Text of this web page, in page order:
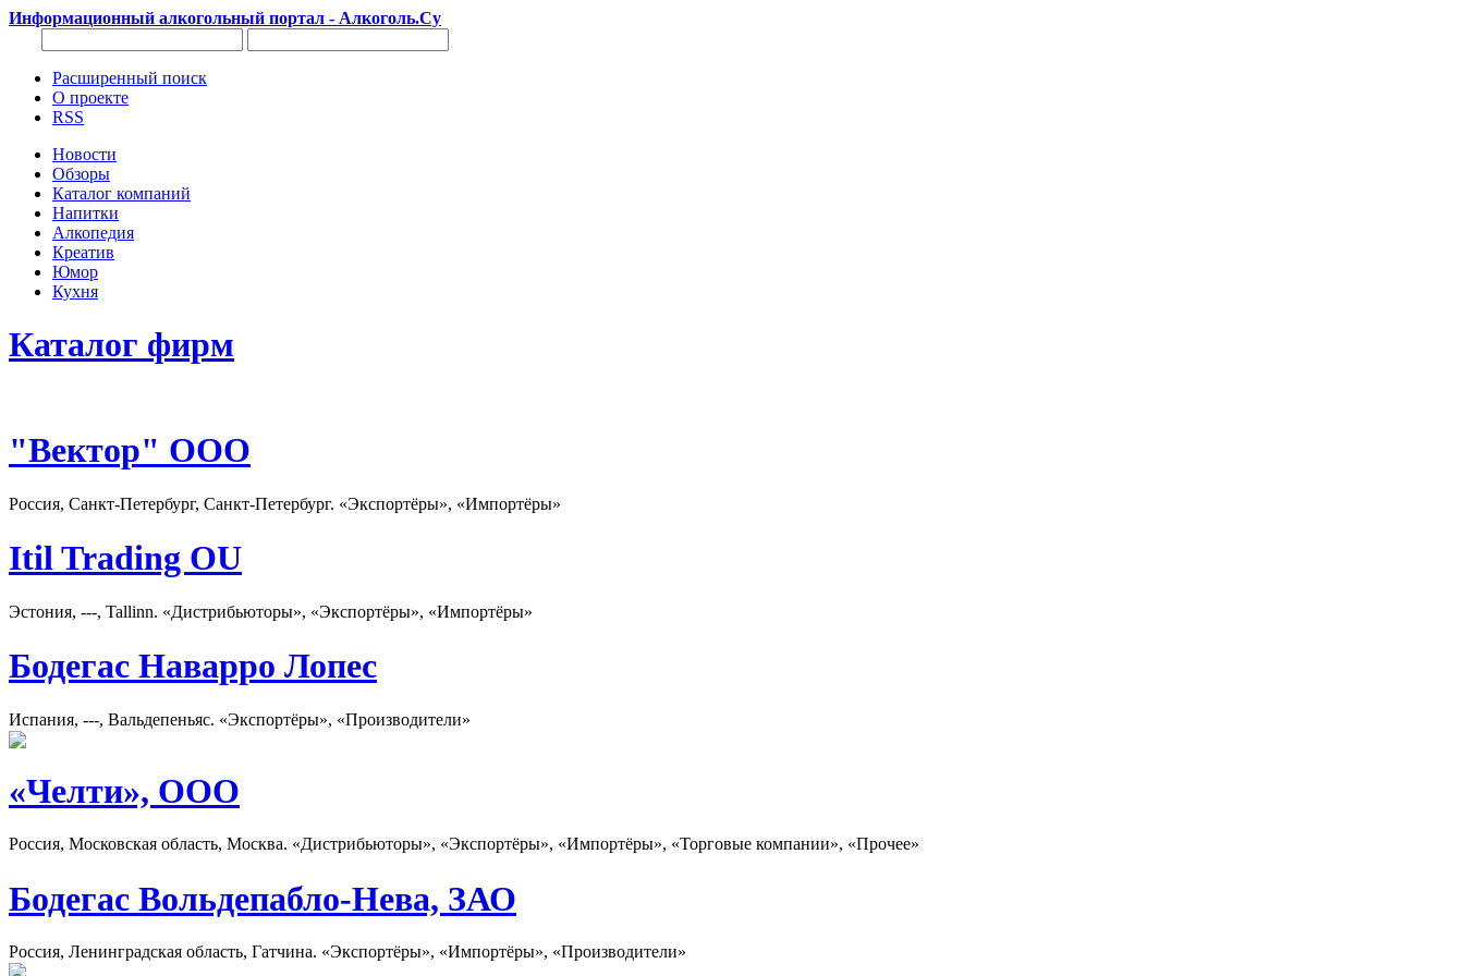
Информационный алкогольный портал - Алкоголь.Су
Расширенный поиск
О проекте
RSS
Новости
Обзоры
Каталог компаний
Напитки
Алкопедия
Креатив
Юмор
Кухня
Каталог фирм
"Вектор" ООО
Россия, Санкт-Петербург, Санкт-Петербург. «Экспортёры», «Импортёры»
Itil Trading OU
Эстония, ---, Tallinn. «Дистрибьюторы», «Экспортёры», «Импортёры»
Бодегас Наварро Лопес
Испания, ---, Вальдепеньяс. «Экспортёры», «Производители»
«Челти», ООО
Россия, Московская область, Москва. «Дистрибьюторы», «Экспортёры», «Импортёры», «Торговые компании», «Прочее»
Бодегас Вольдепабло-Нева, ЗАО
Россия, Ленинградская область, Гатчина. «Экспортёры», «Импортёры», «Производители»